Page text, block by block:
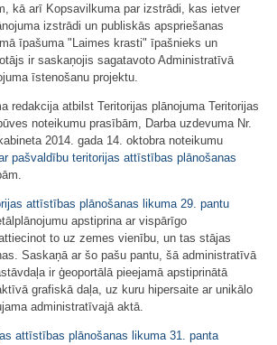
kā arī Kopsavilkuma par izstrādi, kas ietver
izstrādi un publiskās apspriešanas
īpašuma "Laimes krasti" īpašnieks un
ir saskaņojis sagatavoto Administratīvā
īstenošanu projektu.
redakcija atbilst Teritorijas plānojuma Teritorijas
noteikumu prasībām, Darba uzdevuma Nr.
2014. gada 14. oktobra noteikumu
pašvaldību teritorijas attīstības plānošanas
attīstības plānošanas likuma 29. pantu
apstiprina ar vispārīgo
to uz zemes vienību, un tas stājas
Saskaņā ar šo pašu pantu, šā administratīvā
ir ģeoportālā pieejamā apstiprinātā
grafiskā daļa, uz kuru hipersaite ar unikālo
administratīvajā aktā.
attīstības plānošanas likuma 31. panta